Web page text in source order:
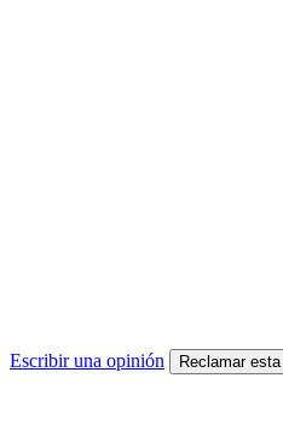
Escribir una opinión Reclamar